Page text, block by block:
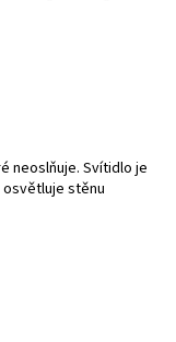
neoslňuje. Svítidlo je
stěnu